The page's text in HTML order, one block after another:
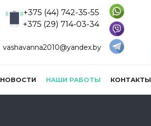
+375 (44) 742-35-55
+375 (29) 714-03-34
vashavanna2010@yandex.by
НОВОСТИ НАШИ РАБОТЫ КОНТАКТЫ